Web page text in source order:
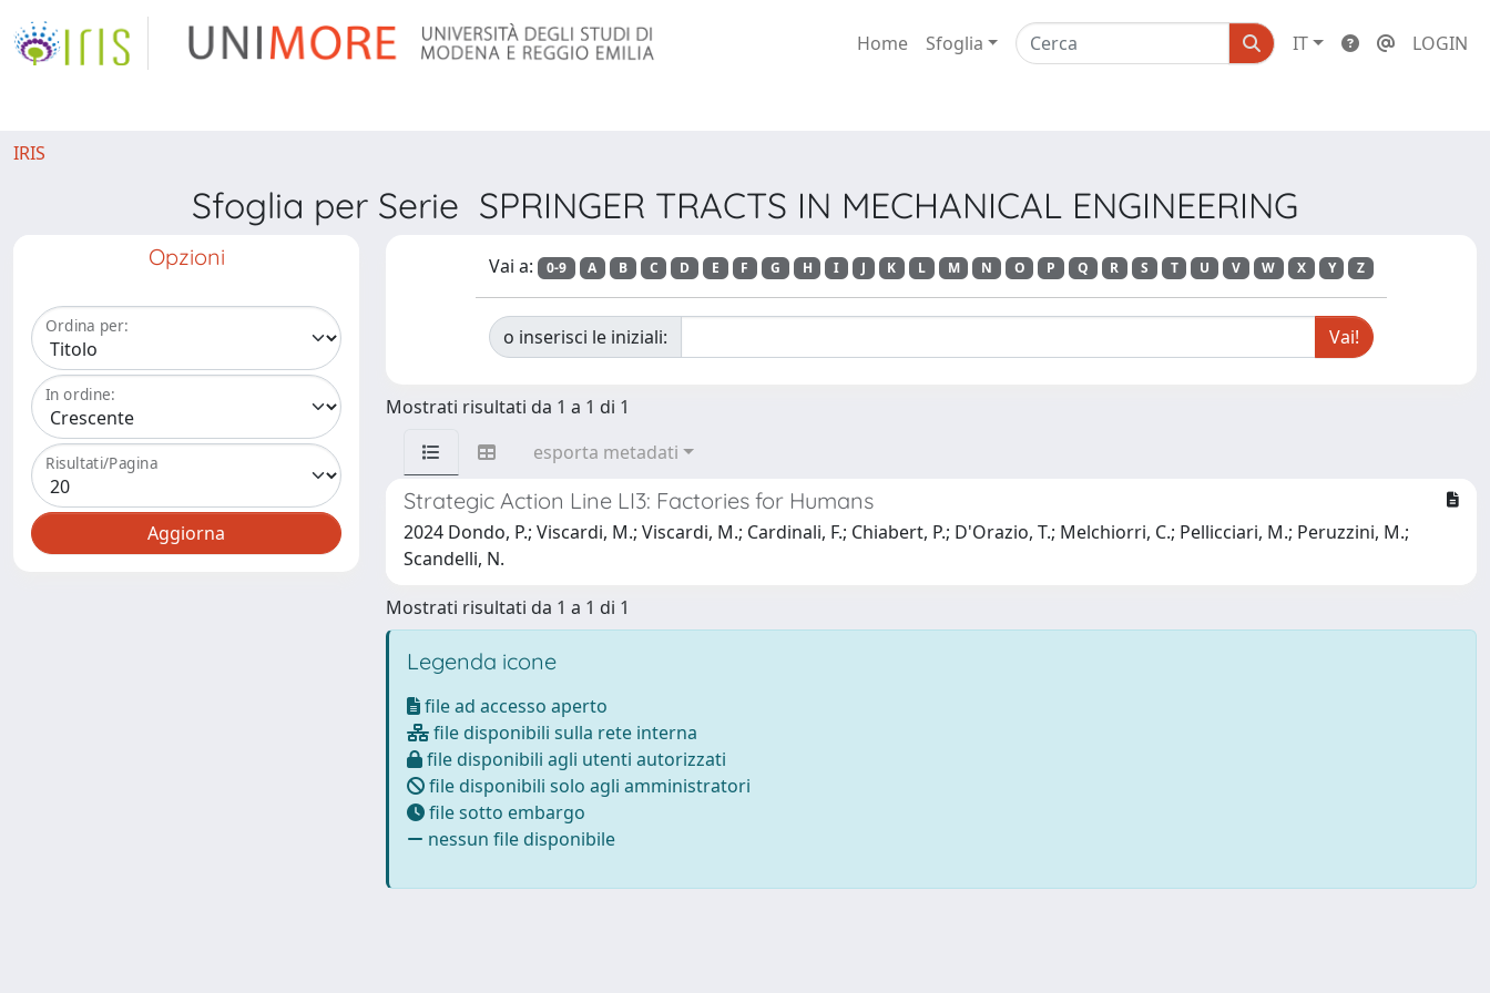
Home Sfoglia IT LOGIN
IRIS
Sfoglia per Serie SPRINGER TRACTS IN MECHANICAL ENGINEERING
Opzioni
Ordina per:
In ordine:
Risultati/Pagina
Vai a: 0-9 A B C D E F G H I J K L M N O P Q R S T U V W X Y Z
o inserisci le iniziali:
Mostrati risultati da 1 a 1 di 1
esporta metadati
Strategic Action Line LI3: Factories for Humans
2024 Dondo, P.; Viscardi, M.; Viscardi, M.; Cardinali, F.; Chiabert, P.; D'Orazio, T.; Melchiorri, C.; Pellicciari, M.; Peruzzini, M.;
Scandelli, N.
Mostrati risultati da 1 a 1 di 1
Legenda icone
file ad accesso aperto
file disponibili sulla rete interna
file disponibili agli utenti autorizzati
file disponibili solo agli amministratori
file sotto embargo
nessun file disponibile